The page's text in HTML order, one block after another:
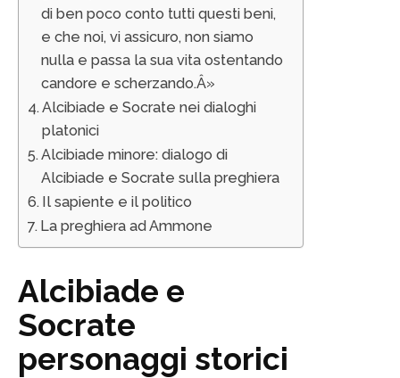
di ben poco conto tutti questi beni,
e che noi, vi assicuro, non siamo
nulla e passa la sua vita ostentando
candore e scherzando.Â»
Alcibiade e Socrate nei dialoghi
platonici
Alcibiade minore: dialogo di
Alcibiade e Socrate sulla preghiera
Il sapiente e il politico
La preghiera ad Ammone
Alcibiade e
Socrate
personaggi storici